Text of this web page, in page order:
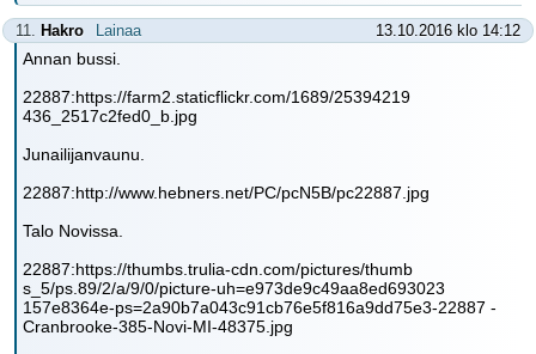
11. Hakro Lainaa 13.10.2016 klo 14:12
Annan bussi.
22887:https://farm2.staticflickr.com/1689/25394219
436_2517c2fed0_b.jpg
Junailijanvaunu.
22887:http://www.hebners.net/PC/pcN5B/pc22887.jpg
Talo Novissa.
22887:https://thumbs.trulia-cdn.com/pictures/thumb
s_5/ps.89/2/a/9/0/picture-uh=e973de9c49aa8ed693023
157e8364e-ps=2a90b7a043c91cb76e5f816a9dd75e3-22887 -
Cranbrooke-385-Novi-MI-48375.jpg